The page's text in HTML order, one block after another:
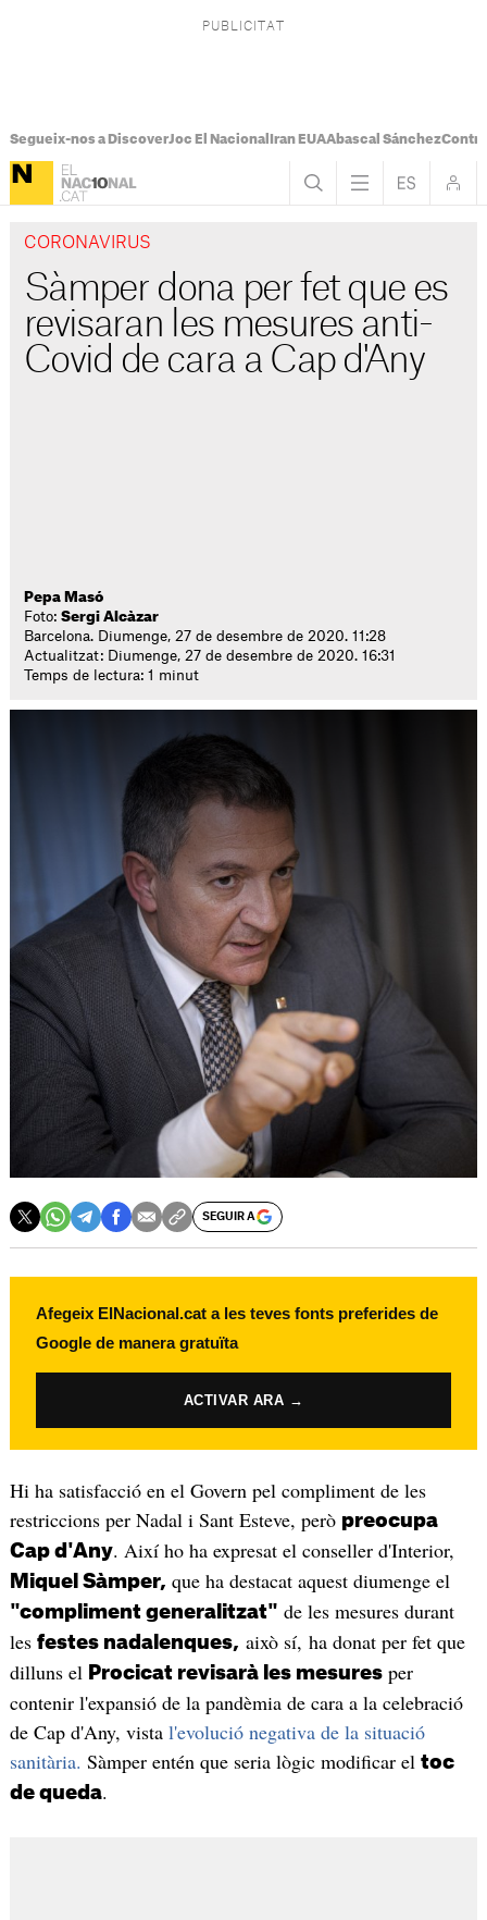
Segueix-nos a DiscoverJoc El Nacional Iran EUAAbascal Sánchez
CORONAVIRUS
Sàmper dona per fet que es
revisaran les mesures anti-
Covid de cara a Cap d'Any
Pepa Masó
Foto:Sergi Alcàzar
Barcelona. Diumenge, 27 de desembre de 2020. 11:28
Actualitzat: Diumenge, 27 de desembre de 2020. 16:31
Temps de lectura: 1 minut
SEGUIR A
Afegeix ElNacional.cat a les teves fonts preferides de
Google de manera gratuïta
ACTIVAR ARA →
Hi ha satisfacció en el Govern pel compliment de les
restriccions per Nadal i Sant Esteve, però preocupa
Cap d'Any. Així ho ha expresat el conseller d'Interior,
Miquel Sàmper, que ha destacat aquest diumenge el
"compliment generalitzat" de les mesures durant
les festes nadalenques, això sí, ha donat per fet que
dilluns el Procicat revisarà les mesuresper
contenir l'expansió de la pandèmia de cara a la celebració
de Cap d'Any, vista l'evolució negativa de la situació
sanitària. Sàmper entén que seria lògic modificar el toc
de queda.